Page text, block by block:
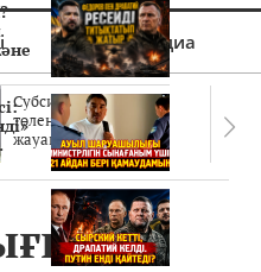
Мультимедиа
Субсидиялар заңды
төленген бе? Соттағы
жауаптар айыптау..